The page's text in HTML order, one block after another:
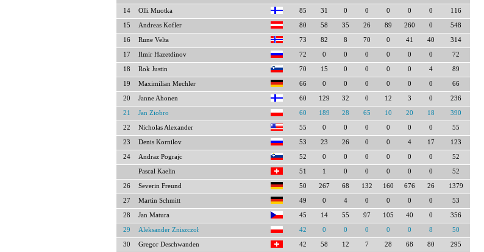
14 Olli Muotka 85 31 0 0 0 0 0 116
15 Andreas Kofler 80 58 35 26 89 260 0 548
16 Rune Velta 73 82 8 70 0 41 40 314
17 Ilmir Hazetdinov 72 0 0 0 0 0 0 72
18 Rok Justin 70 15 0 0 0 0 4 89
19 Maximilian Mechler 66 0 0 0 0 0 0 66
20 Janne Ahonen 60 129 32 0 12 3 0 236
21 Jan Ziobro 60 189 28 65 10 20 18 390
22 Nicholas Alexander 55 0 0 0 0 0 0 55
23 Denis Kornilov 53 23 26 0 0 4 17 123
24 Andraz Pograjc 52 0 0 0 0 0 0 52
Pascal Kaelin 51 1 0 0 0 0 0 52
26 Severin Freund 50 267 68 132 160 676 26 1379
27 Martin Schmitt 49 0 4 0 0 0 0 53
28 Jan Matura 45 14 55 97 105 40 0 356
29 Aleksander Zniszczoł 42 0 0 0 0 0 8 50
30 Gregor Deschwanden 42 58 12 7 28 68 80 295